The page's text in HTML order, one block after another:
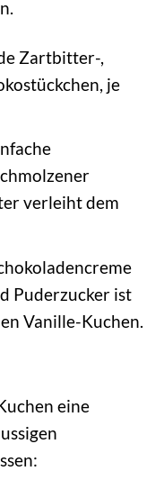
Zartbitter-,
je
verleiht dem
Puderzucker ist
Vanille-Kuchen.
eine